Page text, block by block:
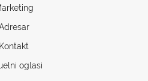
Kontakt
oglasi